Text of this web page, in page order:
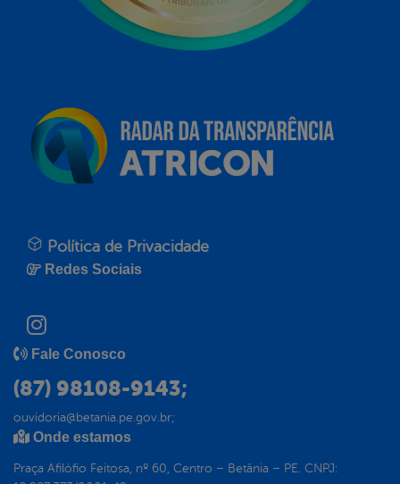
Política de Privacidade
Redes Sociais
Fale Conosco
(87) 98108-9143;
ouvidoria@betania.pe.gov.br;
Onde estamos
Praça Afilófio Feitosa, nº 60, Centro – Betânia – PE. CNPJ: